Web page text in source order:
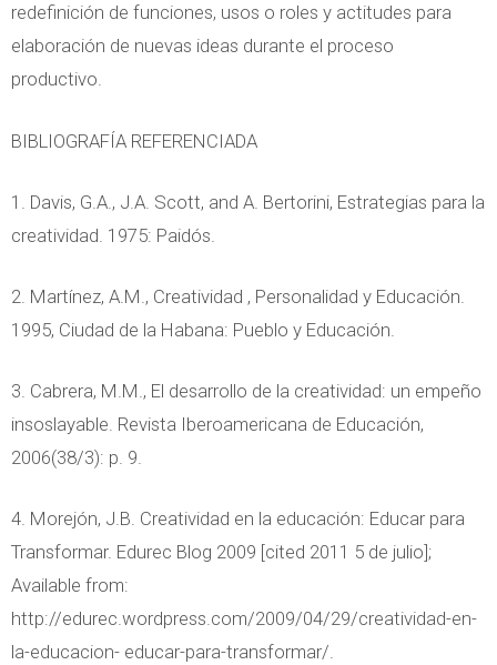
redefinición de funciones, usos o roles y actitudes para
elaboración de nuevas ideas durante el proceso
productivo.
BIBLIOGRAFÍA REFERENCIADA
1. Davis, G.A., J.A. Scott, and A. Bertorini, Estrategias para la
creatividad. 1975: Paidós.
2. Martínez, A.M., Creatividad , Personalidad y Educación.
1995, Ciudad de la Habana: Pueblo y Educación.
3. Cabrera, M.M., El desarrollo de la creatividad: un empeño
insoslayable. Revista Iberoamericana de Educación,
2006(38/3): p. 9.
4. Morejón, J.B. Creatividad en la educación: Educar para
Transformar. Edurec Blog 2009 [cited 2011 5 de julio];
Available from:
http://edurec.wordpress.com/2009/04/29/creatividad-en-
la-educacion- educar-para-transformar/.